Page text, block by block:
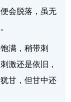
会脱落，虽无
满，稍带刺
激还是依旧，
甘，但甘中还